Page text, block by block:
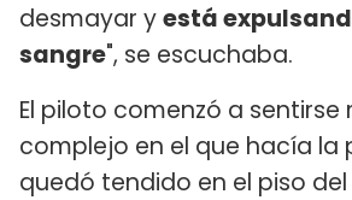
desmayar yestá
sangre", se escuchaba.
El piloto comenzó a
complejo en el que hacía la
quedó tendido en el piso del